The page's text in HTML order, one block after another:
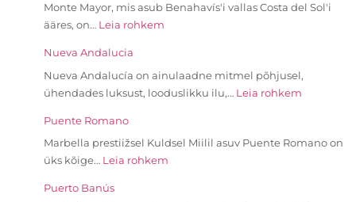
Monte Mayor, mis asub Benahavís'i vallas Costa del Sol'i
ääres, on… Leia rohkem
Nueva Andalucia
Nueva Andalucía on ainulaadne mitmel põhjusel,
ühendades luksust, looduslikku ilu,… Leia rohkem
Puente Romano
Marbella prestiižsel Kuldsel Miilil asuv Puente Romano on
üks kõige… Leia rohkem
Puerto Banús